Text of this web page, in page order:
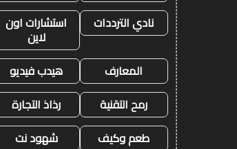
نادي الترددات
استشارات اون
لاين
المعارف
هيدب فيديو
رمح التقنية
رذاذ التجارة
طعم وكيف
شهود نت